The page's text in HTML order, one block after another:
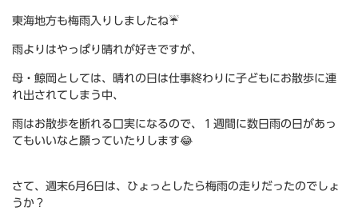
東海地方も梅雨入りしましたね☔
雨よりはやっぱり晴れが好きですが、
母・鯨岡としては、晴れの日は仕事終わりに子どもにお散歩に連
れ出されてしまう中、
雨はお散歩を断れる口実になるので、１週間に数日雨の日があっ
てもいいなと願っていたりします😂
さて、週末6月6日は、ひょっとしたら梅雨の走りだったのでしょ
うか？